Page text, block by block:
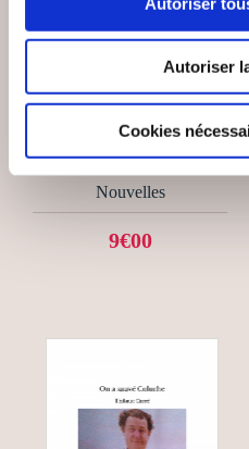
Autoriser
Cookies
ELLE A TUÉ DE
GAULLE
Nouvelles
9€00